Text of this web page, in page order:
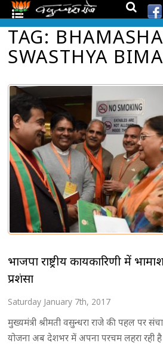
TAG:
SWASTHYA
भाजपा राष्ट्रीय कार्यकारिणी में
प्रशंसा
Saturday January 7th, 2017
मुख्यमंत्री श्रीमती वसुन्धरा राजे की पहल पर
योजना अब देशभर में अपना परचम लहरा रही